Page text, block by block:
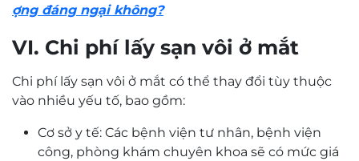
ợng đáng ngại không?
VI. Chi phí lấy sạn vôi ở mắt
Chi phí lấy sạn vôi ở mắt có thể thay đổi tùy thuộc
vào nhiều yếu tố, bao gồm:
Cơ sở y tế: Các bệnh viện tư nhân, bệnh viện
công, phòng khám chuyên khoa sẽ có mức giá